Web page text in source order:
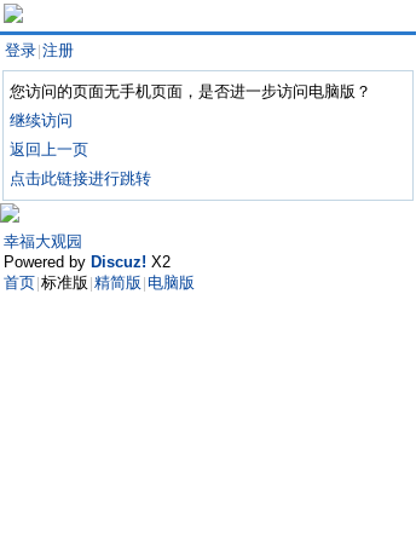
登录 注册
您访问的页面无手机页面，是否进一步访问电脑版？
继续访问
返回上一页
点击此链接进行跳转
幸福大观园
Powered by Discuz! X2
首页 标准版 精简版 电脑版